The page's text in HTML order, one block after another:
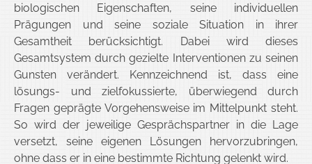
biologischen Eigenschaften, seine individuellen
Prägungen und seine soziale Situation in ihrer
Gesamtheit berücksichtigt. Dabei wird dieses
Gesamtsystem durch gezielte Interventionen zu seinen
Gunsten verändert. Kennzeichnend ist, dass eine
lösungs- und zielfokussierte, überwiegend durch
Fragen geprägte Vorgehensweise im Mittelpunkt steht.
So wird der jeweilige Gesprächspartner in die Lage
versetzt, seine eigenen Lösungen hervorzubringen,
ohne dass er in eine bestimmte Richtung gelenkt wird.